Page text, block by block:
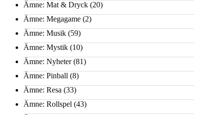
Ämne: Mat & Dryck (20)
Ämne: Megagame (2)
Ämne: Musik (59)
Ämne: Mystik (10)
Ämne: Nyheter(81)
Ämne: Pinball (8)
Ämne: Resa (33)
Ämne: Rollspel (43)